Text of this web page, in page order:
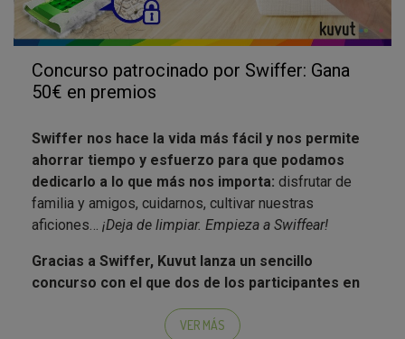
Concurso patrocinado por Swiffer: Gana
50€ en premios
Swiffer nos hace la vida más fácil y nos permite
ahorrar tiempo y esfuerzo para que podamos
dedicarlo a lo que más nos importa: disfrutar de
familia y amigos, cuidarnos, cultivar nuestras
aficiones… ¡Deja de limpiar. Empieza a Swiffear!
Gracias a Swiffer, Kuvut lanza un sencillo
concurso con el que dos de los participantes en
es lo mismo, 50.000 Kuvis para descambiar por
VER MÁS